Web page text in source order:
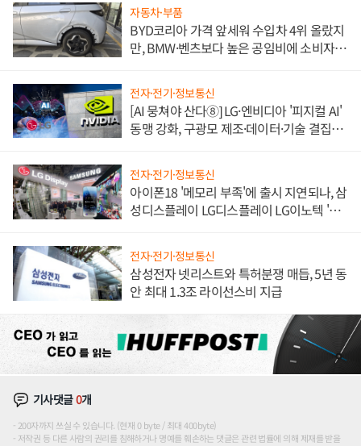
자동차·부품
BYD코리아 가격 앞세워 수입차 4위 올랐지
만, BMW·벤츠보다 높은 공임비에 소비자
전자·전기·정보통신
[AI 뭉쳐야 산다⑧] LG·엔비디아 '피지컬 AI'
동맹 강화, 구광모 제조·데이터·기술 결집
전자·전기·정보통신
아이폰18 '메모리 부족'에 출시 지연되나, 삼
성디스플레이 LG디스플레이 LG이노텍 '탈
전자·전기·정보통신
삼성전자 넷리스트와 특허분쟁 매듭, 5년 동
안 최대 1.3조 라이선스비 지급
기사댓글0개
200자까지 쓰실 수 있습니다. (현재 0 byte / 최대 400byte)
저작권 등 다른 사람의 권리를 침해하거나 명예를 훼손하는 댓글은 관련 법률에 의해 제재를 받을